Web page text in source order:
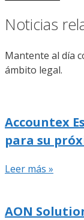
Noticias
Mantente al día
ámbito legal.
Accountex
para su
Leer más »
AON